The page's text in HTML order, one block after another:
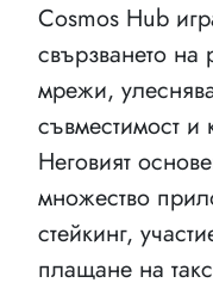
Cosmos Hub
свързването
мрежи,
съвместимост и
Неговият
множество
стейкинг,
плащане на